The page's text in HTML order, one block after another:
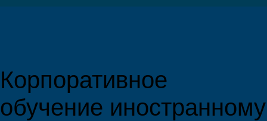
Корпоративное
обучение иностранному